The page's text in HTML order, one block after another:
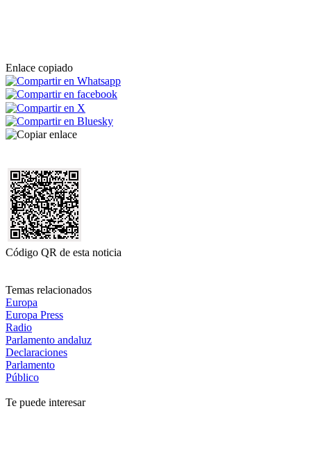
Enlace copiado
Código QR de esta noticia
Temas relacionados
Europa
Europa Press
Radio
Parlamento andaluz
Declaraciones
Parlamento
Público
Te puede interesar